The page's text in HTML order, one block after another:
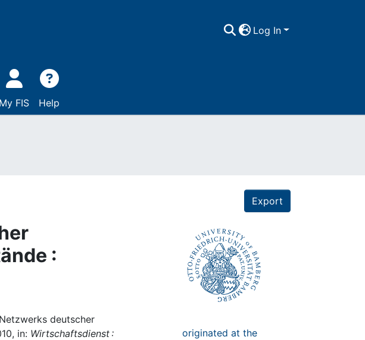
Log In
My FIS Help
Export
:
deutscher
in: Wirtschaftsdienst :
originated at the